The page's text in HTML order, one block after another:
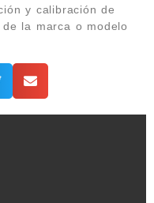
y calibración de
la marca o modelo